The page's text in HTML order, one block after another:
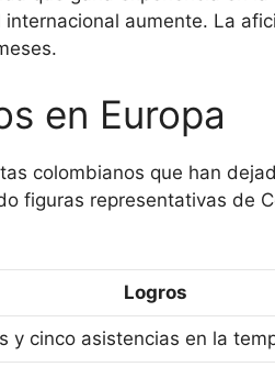
aumente. La
en Europa
colombianos que han
figuras representativas de
Logros
y cinco asistencias en la